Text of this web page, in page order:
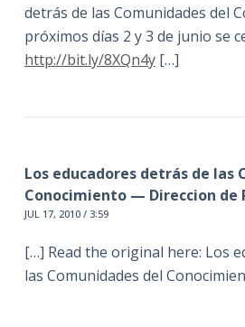
detrás de las Comunidades del
próximos días 2 y 3 de junio se
http://bit.ly/8XQn4y[…]
Los educadores detrás de las
Conocimiento — Direccion de
JUL 17, 2010 / 3:59
[…] Read the original here: Los
las Comunidades del